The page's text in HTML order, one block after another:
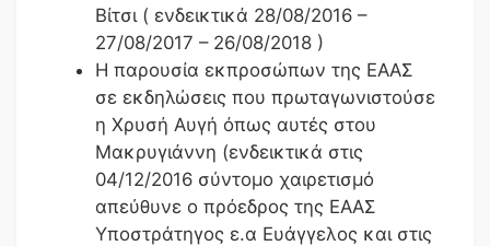
Βίτσι ( ενδεικτικά 28/08/2016 –
27/08/2017 – 26/08/2018 )
Η παρουσία εκπροσώπων της ΕΑΑΣ
σε εκδηλώσεις που πρωταγωνιστούσε
η Χρυσή Αυγή όπως αυτές στου
Μακρυγιάννη (ενδεικτικά στις
04/12/2016 σύντομο χαιρετισμό
απεύθυνε ο πρόεδρος της ΕΑΑΣ
Υποστράτηγος ε.α Ευάγγελος και στις